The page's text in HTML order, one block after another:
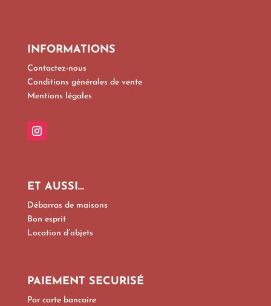
INFORMATIONS
Contactez-nous
Conditions générales de vente
Mentions légales
ET AUSSI…
Débarras de maisons
Bon esprit
Location d’objets
PAIEMENT SECURISÉ
Par carte bancaire